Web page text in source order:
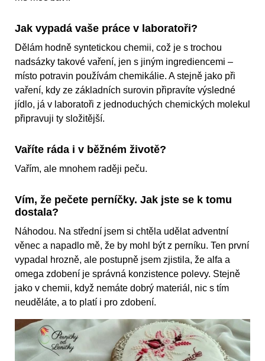
Jak vypadá vaše práce v laboratoři?
Dělám hodně syntetickou chemii, což je s trochou
nadsázky takové vaření, jen s jiným ingrediencemi –
místo potravin používám chemikálie. A stejně jako při
vaření, kdy ze základních surovin připravíte výsledné
jídlo, já v laboratoři z jednoduchých chemických molekul
připravuji ty složitější.
Vaříte ráda i v běžném životě?
Vařím, ale mnohem raději peču.
Vím, že pečete perníčky. Jak jste se k tomu
dostala?
Náhodou. Na střední jsem si chtěla udělat adventní
věnec a napadlo mě, že by mohl být z perníku. Ten první
vypadal hrozně, ale postupně jsem zjistila, že alfa a
omega zdobení je správná konzistence polevy. Stejně
jako v chemii, když nemáte dobrý materiál, nic s tím
neuděláte, a to platí i pro zdobení.